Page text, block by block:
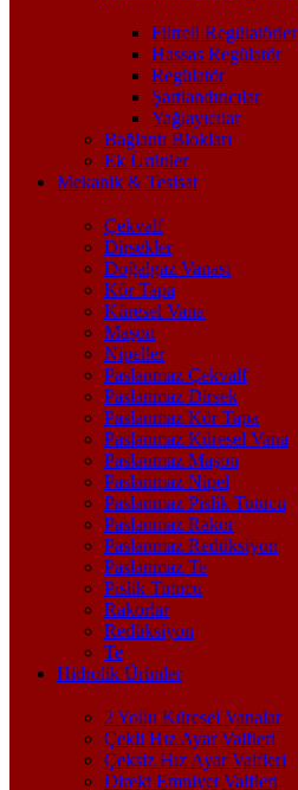
Filtreli Regülatörler
Hassas Regülatör
Regülatör
Şartlandırıcılar
Yağlayıcılar
Bağlantı Blokları
Ek Ürünler
Mekanik & Tesisat
Çekvalf
Dirsekler
Doğalgaz Vanası
Kör Tapa
Küresel Vana
Maşon
Nipeller
Paslanmaz Çekvalf
Paslanmaz Dirsek
Paslanmaz Kör Tapa
Paslanmaz Küresel Vana
Paslanmaz Maşon
Paslanmaz Nipel
Paslanmaz Pislik Tutucu
Paslanmaz Rakor
Paslanmaz Redüksiyon
Paslanmaz Te
Pislik Tutucu
Rakorlar
Redüksiyon
Te
Hidrolik Ürünler
2 Yollu Küresel Vanalar
Çekli Hız Ayar Valfleri
Çeksiz Hız Ayar Valfleri
Direkt Emniyet Valfleri